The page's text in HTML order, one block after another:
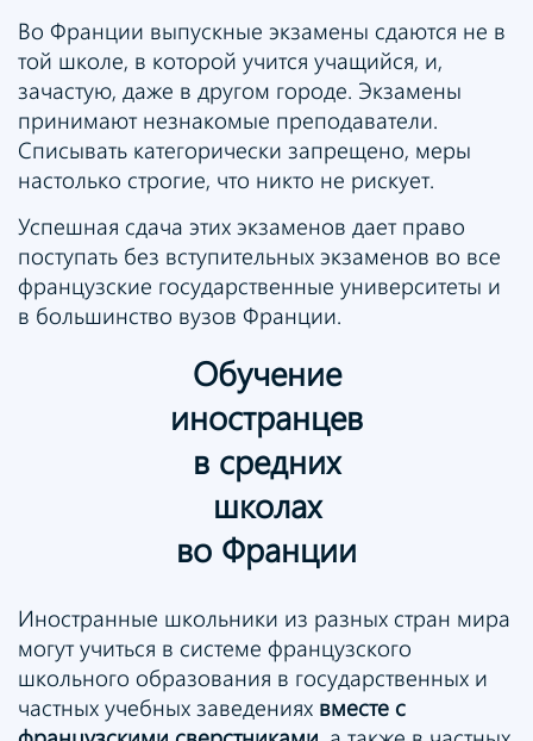
Во Франции выпускные экзамены сдаются не в
той школе, в которой учится учащийся, и,
зачастую, даже в другом городе. Экзамены
принимают незнакомые преподаватели.
Списывать категорически запрещено, меры
настолько строгие, что никто не рискует.
Успешная сдача этих экзаменов дает право
поступать без вступительных экзаменов во все
французские государственные университеты и
в большинство вузов Франции.
Обучение
иностранцев
в средних
школах
во Франции
Иностранные школьники из разных стран мира
могут учиться в системе французского
школьного образования в государственных и
частных учебных заведениях вместе с